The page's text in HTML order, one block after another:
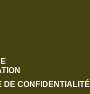
DE CONFIDENTIALITÉ